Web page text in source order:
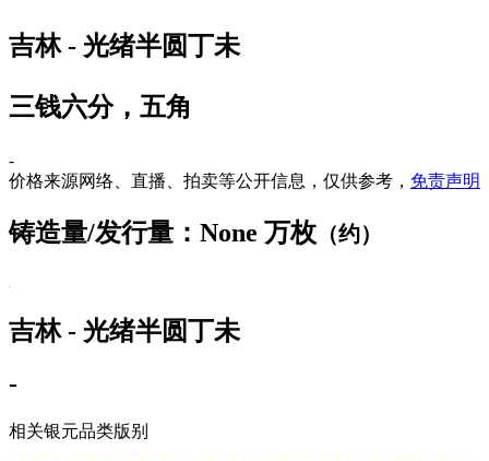
吉林 - 光绪半圆丁未
三钱六分，五角
-
价格来源网络、直播、拍卖等公开信息，仅供参考， 免责声明
铸造量/发行量：None 万枚 （约）
吉林 - 光绪半圆丁未
-
相关银元品类版别